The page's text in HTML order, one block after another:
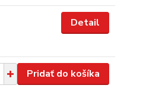
Detail
Pridať do košíka